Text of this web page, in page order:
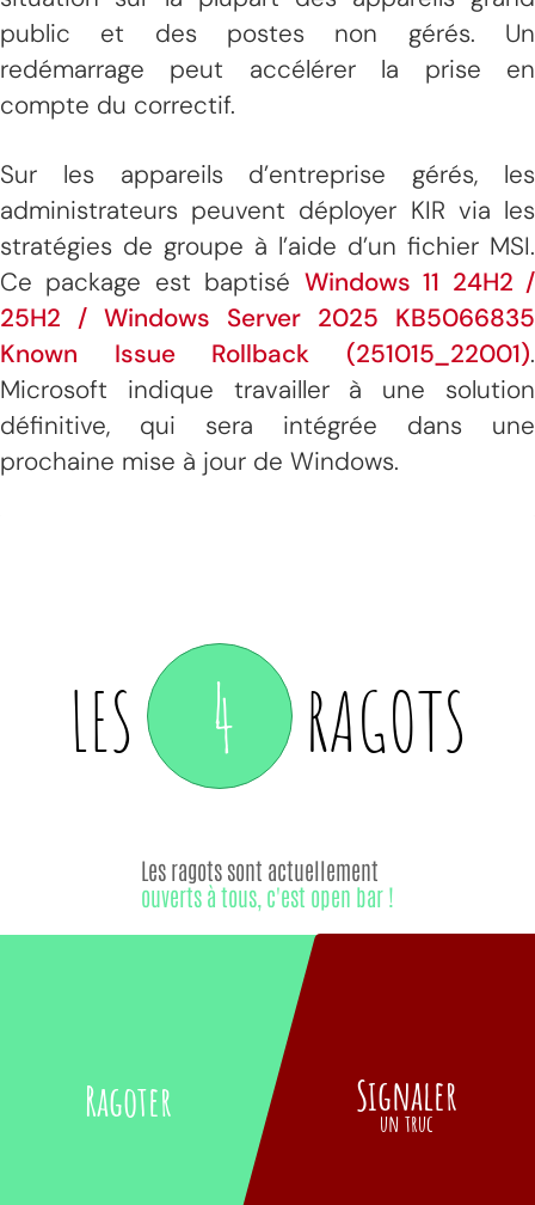
public et des postes non gérés. Un
redémarrage peut accélérer la prise en
compte du correctif.
Sur les appareils d’entreprise gérés, les
administrateurs peuvent déployer KIR via les
stratégies de groupe à l’aide d’un fichier MSI.
Ce package est baptisé Windows 11 24H2 /
25H2 / Windows Server 2025 KB5066835
Known Issue Rollback (251015_22001).
Microsoft indique travailler à une solution
définitive, qui sera intégrée dans une
prochaine mise à jour de Windows.
LES 4 RAGOTS
Ragoter
Les ragots sont actuellement
ouverts à tous, c'est open bar !
Signaler
un truc